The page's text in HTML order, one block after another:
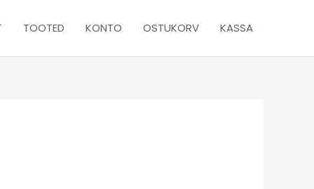
TOOTED KONTO OSTUKORV KASSA